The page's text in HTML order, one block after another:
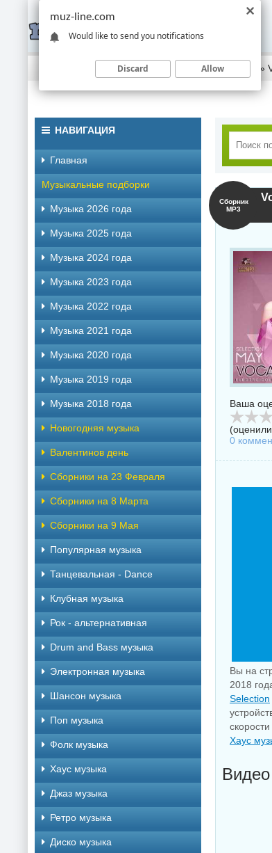
Скачать музыку торрентом Музыка 2018 года »
Сборник
MP3
Ваша
0
Вы на
2018
Selection
Хаус
НАВИГАЦИЯ
Главная
Музыкальные подборки
Музыка 2026 года
Музыка 2025 года
Музыка 2024 года
Музыка 2023 года
Музыка 2022 года
Музыка 2021 года
Музыка 2020 года
Музыка 2019 года
Музыка 2018 года
Новогодняя музыка
Валентинов день
Сборники на 23 Февраля
Сборники на 8 Марта
Сборники на 9 Мая
Популярная музыка
Танцевальная - Dance
Клубная музыка
Рок - альтернативная
Drum and Bass музыка
Электронная музыка
Шансон музыка
Поп музыка
Фолк музыка
Хаус музыка
Джаз музыка
Ретро музыка
Диско музыка
muz-line.com
Would like to send you notifications
Discard Allow